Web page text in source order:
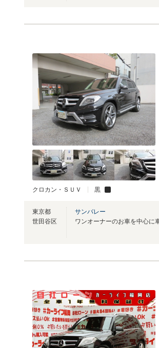
クロカン・ＳＵＶ 黒
東京都
世田谷区
サンバレー